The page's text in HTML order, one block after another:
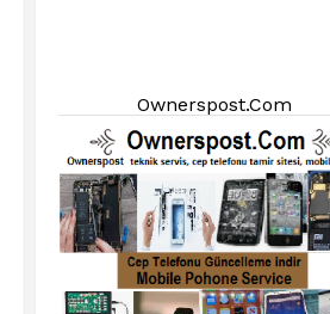
Ownerspost.Com